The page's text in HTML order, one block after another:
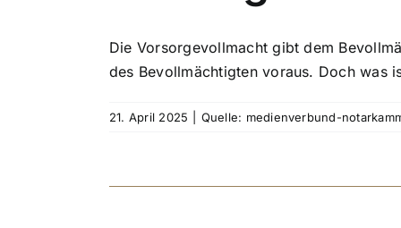
Die Vorsorgevollmacht gibt dem
des Bevollmächtigten voraus. Doch was
21. April 2025 Quelle: medienverbund-